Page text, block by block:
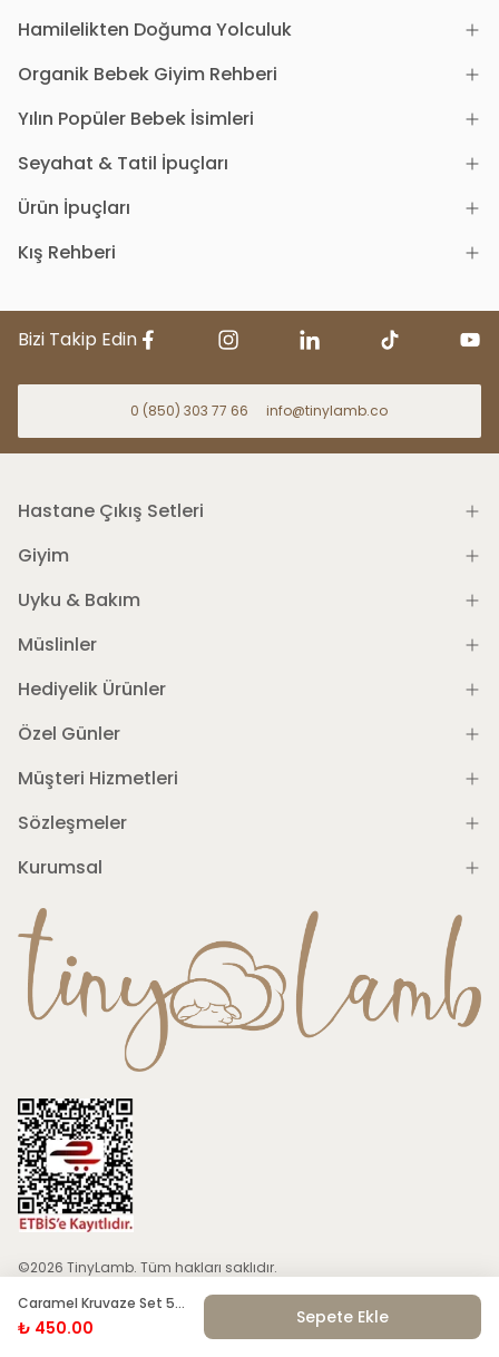
Caramel Kruvaze Set 5
Adet İç Zıbın | Bebek İçlik
₺ 450.00 Sepete Ekle
Hamilelikten Doğuma Yolculuk
Organik Bebek Giyim Rehberi
Yılın Popüler Bebek İsimleri
Seyahat & Tatil İpuçları
Ürün İpuçları
Kış Rehberi
Bizi Takip Edin
0 (850) 303 77 66 info@tinylamb.co
Hastane Çıkış Setleri
Giyim
Uyku & Bakım
Müslinler
Hediyelik Ürünler
Özel Günler
Müşteri Hizmetleri
Sözleşmeler
Kurumsal
©2026 TinyLamb. Tüm hakları saklıdır.
Esas Tekstil markasıdır. | Mankenli görseller Ai ile üretilmiştir.